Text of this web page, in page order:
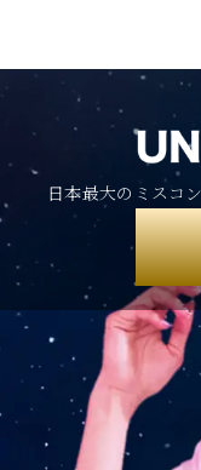
日本最大のミスコ